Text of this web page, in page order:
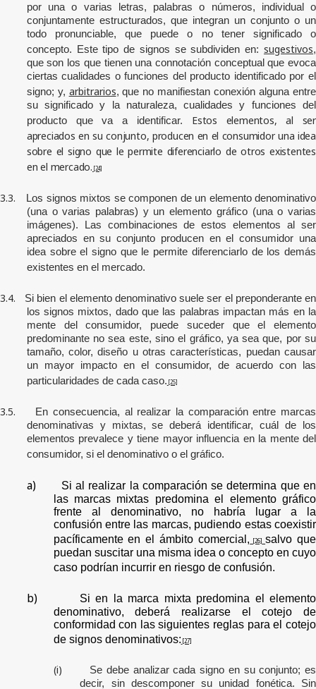
por una o varias letras, palabras o números, individual o
conjuntamente estructurados, que integran un conjunto o un
todo pronunciable, que puede o no tener significado o
concepto. Este tipo de signos se subdividen en: sugestivos,
que son los que tienen una connotación conceptual que evoca
ciertas cualidades o funciones del producto identificado por el
signo; y, arbitrarios, que no manifiestan conexión alguna entre
su significado y la naturaleza, cualidades y funciones del
producto que va a identificar. Estos elementos, al ser
apreciados en su conjunto, producen en el consumidor una idea
sobre el signo que le permite diferenciarlo de otros existentes
en el mercado. [24]
3.3.
Los signos mixtos se componen de un elemento denominativo
(una o varias palabras) y un elemento gráfico (una o varias
imágenes). Las combinaciones de estos elementos al ser
apreciados en su conjunto producen en el consumidor una
idea sobre el signo que le permite diferenciarlo de los demás
existentes en el mercado.
3.4.
Si bien el elemento denominativo suele ser el preponderante en
los signos mixtos, dado que las palabras impactan más en la
mente del consumidor, puede suceder que el elemento
predominante no sea este, sino el gráfico, ya sea que, por su
tamaño, color, diseño u otras características, puedan causar
un mayor impacto en el consumidor, de acuerdo con las
particularidades de cada caso. [25]
3.5.
En consecuencia, al realizar la comparación entre marcas
denominativas y mixtas, se deberá identificar, cuál de los
elementos prevalece y tiene mayor influencia en la mente del
consumidor, si el denominativo o el gráfico.
a)
Si al realizar la comparación se determina que en
las marcas mixtas predomina el elemento gráfico
frente al denominativo, no habría lugar a la
confusión entre las marcas, pudiendo estas coexistir
pacíficamente en el ámbito comercial, [26] salvo que
puedan suscitar una misma idea o concepto en cuyo
caso podrían incurrir en riesgo de confusión.
b)
Si en la marca mixta predomina el elemento
denominativo, deberá realizarse el cotejo de
conformidad con las siguientes reglas para el cotejo
de signos denominativos: [27]
(i)
Se debe analizar cada signo en su conjunto; es
decir, sin descomponer su unidad fonética. Sin